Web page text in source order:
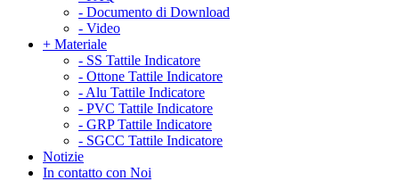
- Documento di Download
- Video
+ Materiale
- SS Tattile Indicatore
- Ottone Tattile Indicatore
- Alu Tattile Indicatore
- PVC Tattile Indicatore
- GRP Tattile Indicatore
- SGCC Tattile Indicatore
Notizie
In contatto con Noi